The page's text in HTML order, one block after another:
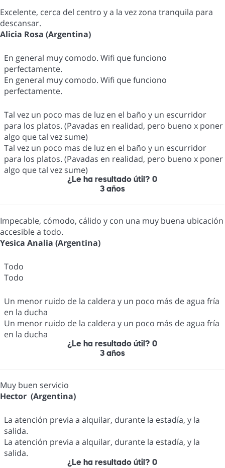
Excelente, cerca del centro y a la vez zona tranquila para
descansar.
Alicia Rosa (Argentina)
En general muy comodo. Wifi que funciono
perfectamente.
En general muy comodo. Wifi que funciono
perfectamente.
Tal vez un poco mas de luz en el baño y un escurridor
para los platos. (Pavadas en realidad, pero bueno x poner
algo que tal vez sume)
Tal vez un poco mas de luz en el baño y un escurridor
para los platos. (Pavadas en realidad, pero bueno x poner
algo que tal vez sume)
¿Le ha resultado útil? 0
3 años
Impecable, cómodo, cálido y con una muy buena ubicación
accesible a todo.
Yesica Analia (Argentina)
Todo
Todo
Un menor ruido de la caldera y un poco más de agua fría
en la ducha
Un menor ruido de la caldera y un poco más de agua fría
en la ducha
¿Le ha resultado útil? 0
3 años
Muy buen servicio
Hector (Argentina)
La atención previa a alquilar, durante la estadía, y la
salida.
La atención previa a alquilar, durante la estadía, y la
salida.
¿Le ha resultado útil? 0